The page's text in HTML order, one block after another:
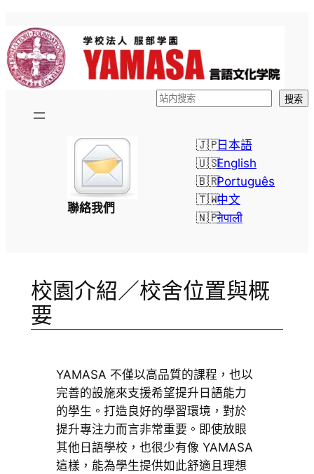
至
主
要
検
搜索
聯絡我們
English
日本語
नेपाली
Português
中文
校園介紹／校舍位置與概
要
YAMASA 不僅以高品質的課程，也以
完善的設施來支援希望提升日語能力
的學生。打造良好的學習環境，對於
提升專注力而言非常重要。即使放眼
其他日語學校，也很少有像 YAMASA
這樣，能為學生提供如此舒適且理想